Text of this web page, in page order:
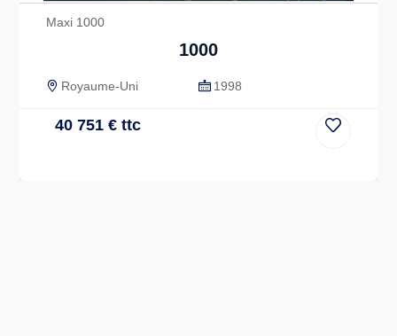
Maxi 1000
1000
Royaume-Uni 1998
40 751 € ttc